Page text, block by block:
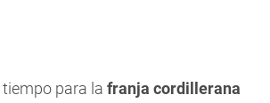
para la franja cordillerana